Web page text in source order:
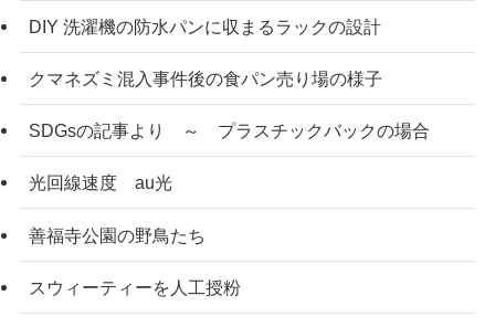
DIY 洗濯機の防水パンに収まるラックの設計
クマネズミ混入事件後の食パン売り場の様子
SDGsの記事より ～ プラスチックバックの場合
光回線速度 au光
善福寺公園の野鳥たち
スウィーティーを人工授粉